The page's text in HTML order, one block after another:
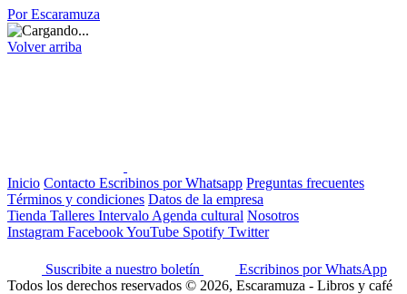
Por Escaramuza
Volver arriba
Inicio Contacto Escribinos por Whatsapp Preguntas frecuentes
Términos y condiciones Datos de la empresa
Tienda Talleres Intervalo Agenda cultural Nosotros
Instagram FacebookYouTube Spotify Twitter
Suscribite a nuestro boletín
Escribinos por WhatsApp
Todos los derechos reservados © 2026, Escaramuza - Libros y café